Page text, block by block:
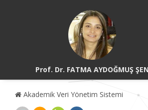
Prof. Dr. FATMA AYDOĞMUŞ ŞEN
Akademik Veri Yönetim Sistemi